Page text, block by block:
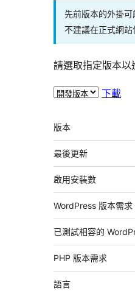
先前版本的外掛可
不建議在正式網站
請選取指定版本以
下載
中
繼
資
料
版本
最後更新
啟用安裝數
WordPress 版本需求
已測試相容的
PHP 版本需求
語言